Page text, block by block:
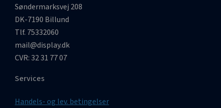
Søndermarksvej 208
DK-7190 Billund
Tlf. 75332060
mail@display.dk
CVR: 32 31 77 07
Services
Handels- og lev. betingelser